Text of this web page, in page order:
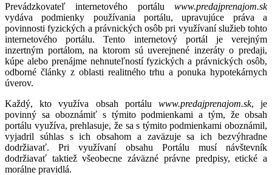
Prevádzkovateľ internetového portálu www.predajprenajom.sk
vydáva podmienky používania portálu, upravujúce práva a
povinnosti fyzických a právnických osôb pri využívaní služieb tohto
internetového portálu. Tento internetový portál je verejným
inzertným portálom, na ktorom sú uverejnené inzeráty o predaji,
kúpe alebo prenájme nehnuteľností fyzických a právnických osôb,
odborné články z oblasti realitného trhu a ponuka hypotekárnych
úverov.
Každý, kto využíva obsah portálu www.predajprenajom.sk, je
povinný sa oboznámiť s týmito podmienkami a tým, že obsah
portálu využíva, prehlasuje, že sa s týmito podmienkami oboznámil,
vyjadril súhlas s ich obsahom a zaväzuje sa ich bezvýhradne
dodržiavať. Pri využívaní obsahu Portálu musí návštevník
dodržiavať taktiež všeobecne záväzné právne predpisy, etické a
morálne pravidlá.